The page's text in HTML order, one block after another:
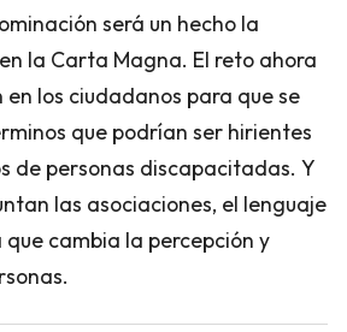
será un hecho la
la Carta Magna. El reto ahora
los ciudadanos para que se
que podrían ser hirientes
de personas discapacitadas. Y
las asociaciones, el lenguaje
cambia la percepción y